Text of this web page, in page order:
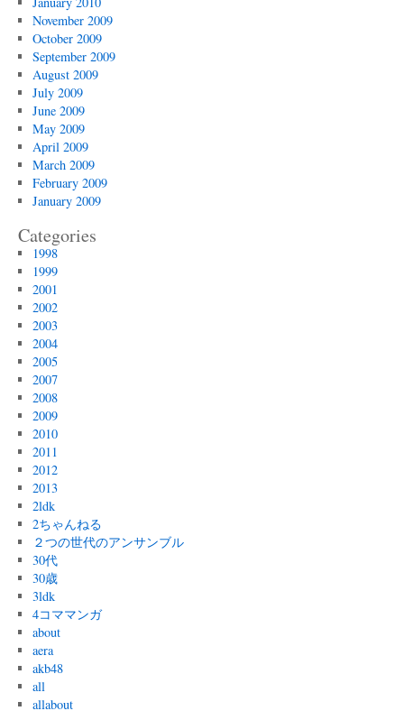
November 2009
October 2009
September 2009
August 2009
July 2009
June 2009
May 2009
April 2009
March 2009
February 2009
January 2009
Categories
1998
1999
2001
2002
2003
2004
2005
2007
2008
2009
2010
2011
2012
2013
2ldk
2ちゃんねる
２つの世代のアンサンブル
30代
30歳
3ldk
4コママンガ
about
aera
akb48
all
allabout